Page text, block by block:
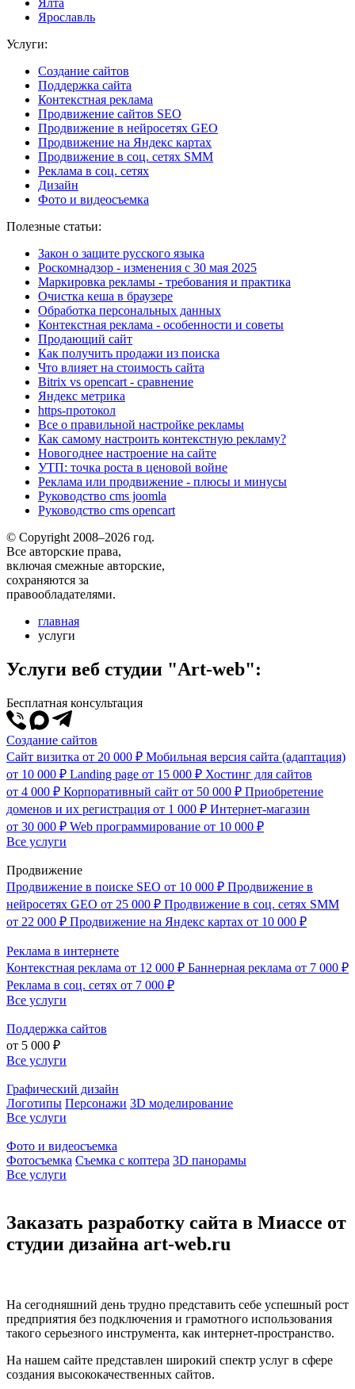
Ялта
Ярославль
Услуги:
Создание сайтов
Поддержка сайта
Контекстная реклама
Продвижение сайтов SEO
Продвижение в нейросетях GEO
Продвижение на Яндекс картах
Продвижение в соц. сетях SMM
Реклама в соц. сетях
Дизайн
Фото и видеосъемка
Полезные статьи:
Закон о защите русского языка
Роскомнадзор - изменения с 30 мая 2025
Маркировка рекламы - требования и практика
Очистка кеша в браузере
Обработка персональных данных
Контекстная реклама - особенности и советы
Продающий сайт
Как получить продажи из поиска
Что влияет на стоимость сайта
Bitrix vs opencart - сравнение
Яндекс метрика
https-протокол
Все о правильной настройке рекламы
Как самому настроить контекстную рекламу?
Новогоднее настроение на сайте
УТП: точка роста в ценовой войне
Реклама или продвижение - плюсы и минусы
Руководство cms joomla
Руководство cms opencart
© Copyright 2008–2026 год.
Все авторские права,
включая смежные авторские,
сохраняются за
правообладателями.
главная
услуги
Услуги веб студии "Art-web":
Бесплатная консультация
Создание сайтов
Сайт визитка от 20 000 ₽ Мобильная версия сайта (адаптация)
от 10 000 ₽ Landing page от 15 000 ₽ Хостинг для сайтов
от 4 000 ₽ Корпоративный сайт от 50 000 ₽ Приобретение
доменов и их регистрация от 1 000 ₽ Интернет-магазин
от 30 000 ₽ Web программирование от 10 000 ₽
Все услуги
Продвижение
Продвижение в поиске SEO от 10 000 ₽ Продвижение в
нейросетях GEO от 25 000 ₽ Продвижение в соц. сетях SMM
от 22 000 ₽ Продвижение на Яндекс картах от 10 000 ₽
Реклама в интернете
Контекстная реклама от 12 000 ₽ Баннерная реклама от 7 000 ₽
Реклама в соц. сетях от 7 000 ₽
Все услуги
Поддержка сайтов
от 5 000 ₽
Все услуги
Графический дизайн
Логотипы Персонажи 3D моделирование
Все услуги
Фото и видеосъемка
Фотосъемка Съемка с коптера 3D панорамы
Все услуги
Заказать разработку сайта в Миассе от
студии дизайна art-web.ru
На сегодняшний день трудно представить себе успешный рост
предприятия без подключения и грамотного использования
такого серьезного инструмента, как интернет-пространство.
На нашем сайте представлен широкий спектр услуг в сфере
создания высококачественных сайтов.